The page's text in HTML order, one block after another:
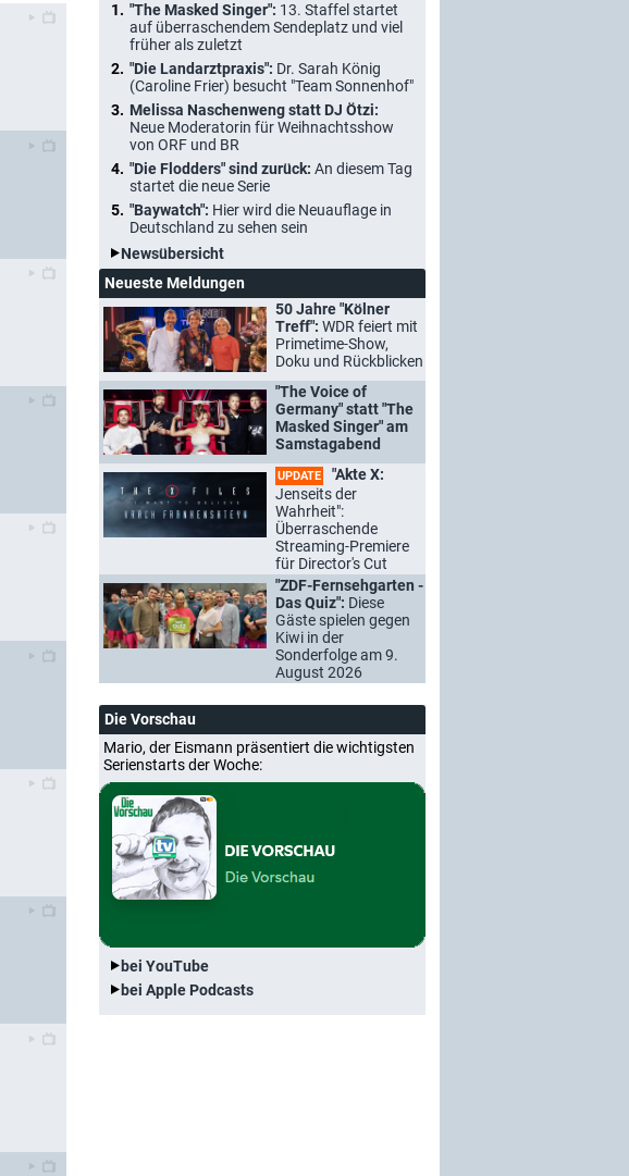
"The Masked Singer": 13. Staffel startet
auf überraschendem Sendeplatz und viel
früher als zuletzt
"Die Landarztpraxis": Dr. Sarah König
(Caroline Frier) besucht "Team Sonnenhof"
Melissa Naschenweng statt DJ Ötzi:
Neue Moderatorin für Weihnachtsshow
von ORF und BR
"Die Flodders" sind zurück: An diesem Tag
startet die neue Serie
"Baywatch": Hier wird die Neuauflage in
Deutschland zu sehen sein
Newsübersicht
Neueste Meldungen
50 Jahre "Kölner
Treff": WDR feiert mit
Primetime-Show,
Doku und Rückblicken
"The Voice of
Germany" statt "The
Masked Singer" am
Samstagabend
UPDATE
"Akte X:
Jenseits der
Wahrheit":
Überraschende
Streaming-Premiere
für Director's Cut
"ZDF-Fernsehgarten -
Das Quiz": Diese
Gäste spielen gegen
Kiwi in der
Sonderfolge am 9.
August 2026
Die Vorschau
Mario, der Eismann präsentiert die wichtigsten
Serienstarts der Woche:
bei YouTube
bei Apple Podcasts